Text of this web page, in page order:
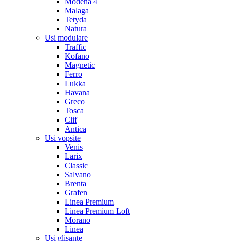
Malaga
Tetyda
Natura
Usi modulare
Traffic
Kofano
Magnetic
Ferro
Lukka
Havana
Greco
Tosca
Clif
Antica
Usi vopsite
Venis
Larix
Classic
Salvano
Brenta
Grafen
Linea Premium
Linea Premium Loft
Morano
Linea
Usi glisante